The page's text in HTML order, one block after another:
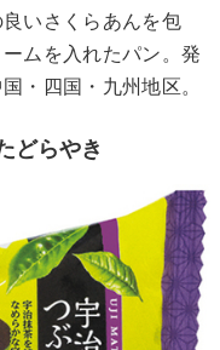
いさくらあんを包
ムを入れたパン。発
・四国・九州地区。
どらやき